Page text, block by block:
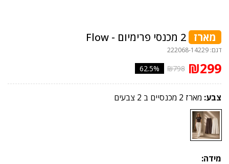
מארז
דגם: 222068-14229
₪299
₪798
62.5%
צבע: מארז 2 מכנסיים ב 2 צבעים
מידה: